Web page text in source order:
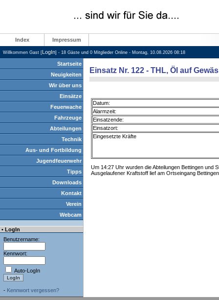
Index Impressum
Willkommen Gast [LogIn] - 18 Gäste und 0 Mitglieder Online - Montag, 10.08.2026 08:18
Startseite
Neuigkeiten
Wir über uns
Einsätze
Feuerwache
Fahrzeuge
Abteilungen
Technik
Aus- und Fortbildung
Jugendfeuerwehr
Tipps
Downloads
Kontakt
Verein
Webcam
• LogIn
Benutzername:
Kennwort:
Auto-LogIn
- Kennwort vergessen?
Einsatz Nr. 122 - THL, Öl auf
Datum:
Alarmzeit:
Einsatzende:
Einsatzort:
Eingesetzte Kräfte
Um 14:27 Uhr wurden die Abteilungen Bettingen und
Ausgelaufener Kraftstoff lief am Ortseingang